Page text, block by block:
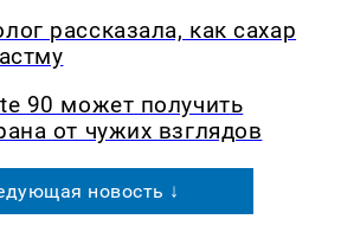
рассказала, как сахар
90 может получить
от чужих взглядов
новость ↓